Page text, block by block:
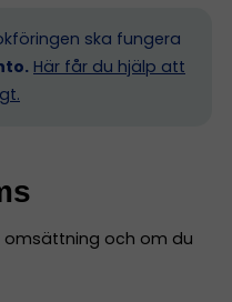
ska fungera
Här får du hjälp att
omsättning och om du